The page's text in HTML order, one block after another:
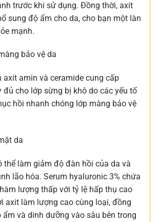
trước khi sử dụng. Đồng thời, axit
sung độ ẩm cho da, cho bạn một làn
mạnh.
bảo vệ da
axit amin và ceramide cung cấp
cho lớp sừng bị khô do các yếu tố
hồi nhanh chóng lớp màng bảo vệ
da
thể làm giảm độ đàn hồi của da và
lão hóa. Serum hyaluronic 3% chứa
lượng thấp với tỷ lệ hấp thụ cao
axit làm lượng cao cùng loại, đồng
và dinh dưỡng vào sâu bên trong